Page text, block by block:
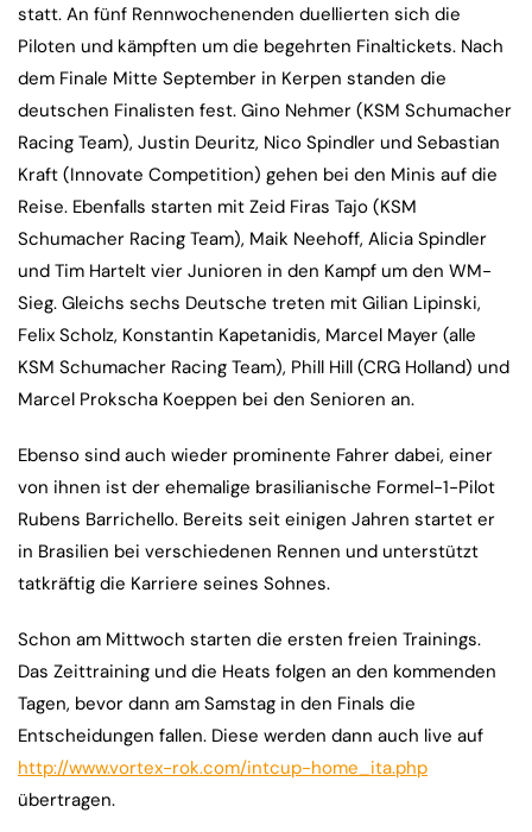
statt. An fünf Rennwochenenden duellierten sich die
Piloten und kämpften um die begehrten Finaltickets. Nach
dem Finale Mitte September in Kerpen standen die
deutschen Finalisten fest. Gino Nehmer (KSM Schumacher
Racing Team), Justin Deuritz, Nico Spindler und Sebastian
Kraft (Innovate Competition) gehen bei den Minis auf die
Reise. Ebenfalls starten mit Zeid Firas Tajo (KSM
Schumacher Racing Team), Maik Neehoff, Alicia Spindler
und Tim Hartelt vier Junioren in den Kampf um den WM-
Sieg. Gleichs sechs Deutsche treten mit Gilian Lipinski,
Felix Scholz, Konstantin Kapetanidis, Marcel Mayer (alle
KSM Schumacher Racing Team), Phill Hill (CRG Holland) und
Marcel Prokscha Koeppen bei den Senioren an.
Ebenso sind auch wieder prominente Fahrer dabei, einer
von ihnen ist der ehemalige brasilianische Formel-1-Pilot
Rubens Barrichello. Bereits seit einigen Jahren startet er
in Brasilien bei verschiedenen Rennen und unterstützt
tatkräftig die Karriere seines Sohnes.
Schon am Mittwoch starten die ersten freien Trainings.
Das Zeittraining und die Heats folgen an den kommenden
Tagen, bevor dann am Samstag in den Finals die
Entscheidungen fallen. Diese werden dann auch live auf
http://www.vortex-rok.com/intcup-home_ita.php
übertragen.